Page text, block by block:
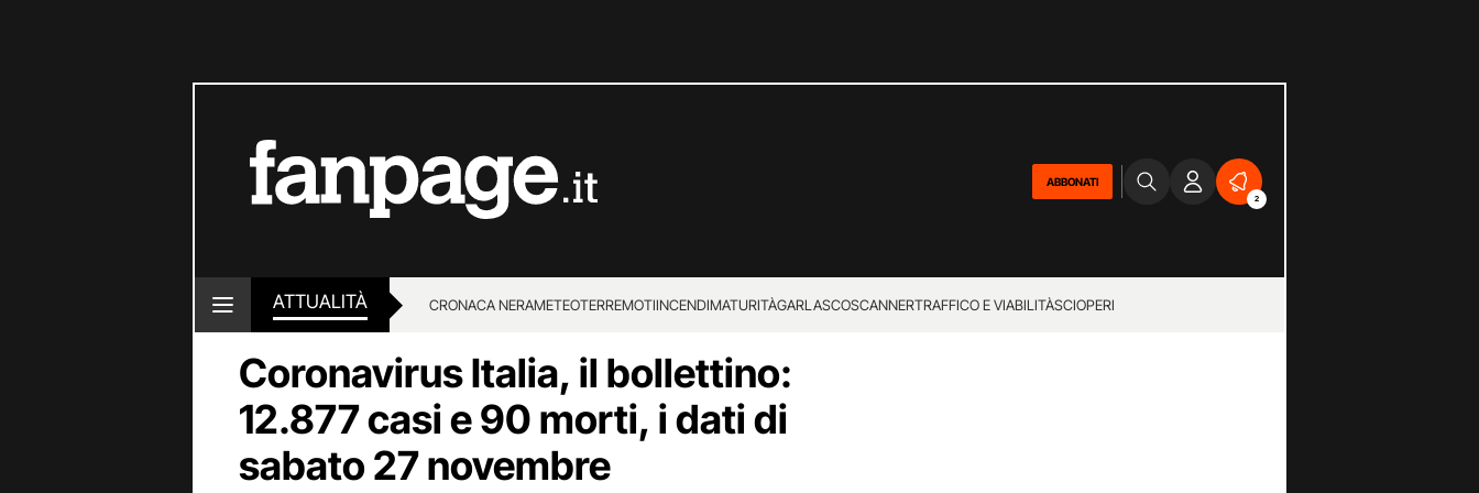
ABBONATI
2
ATTUALITÀ CRONACA NERAMETEOTERREMOTIINCENDIMATURITÀGARLASCOSCANNERTRAFFICO E VIABILITÀSCIOPERI
LOTTO E SUPERENALOTTO
Coronavirus Italia, il bollettino:
12.877 casi e 90 morti, i dati di
sabato 27 novembre